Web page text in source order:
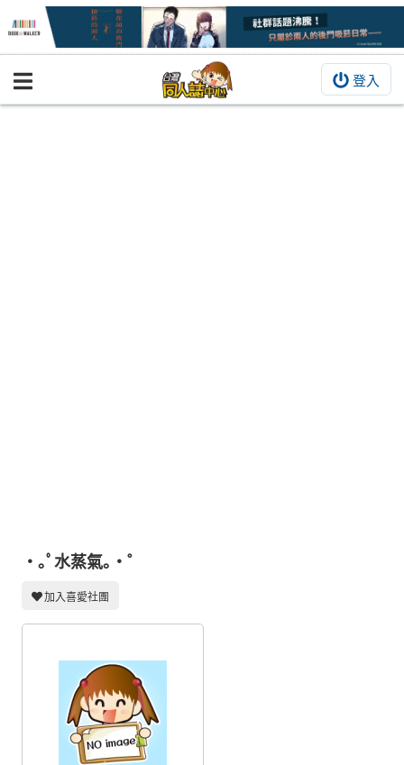
登入
BOOKY書集倉庫
交流中心
攤位轉讓區
會員功能選單
會員中心
註冊會員
登入
・｡ﾟ水蒸氣｡・゜
加入喜愛社團